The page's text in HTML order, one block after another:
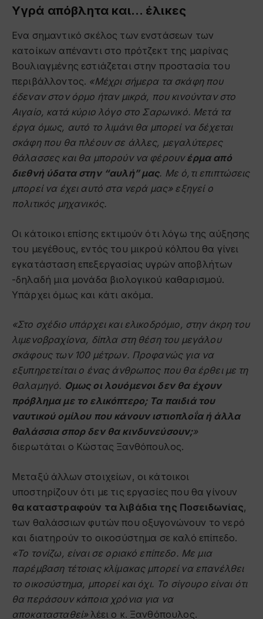
Υγρά απόβλητα και… έλικες
Ενα σημαντικό σκέλος των ενστάσεων των
κατοίκων απέναντι στο πρότζεκτ της μαρίνας
Βουλιαγμένης εστιάζεται στην προστασία του
περιβάλλοντος. «Μέχρι σήμερα τα σκάφη που
έδεναν στον όρμο ήταν μικρά, που κινούνταν στο
Αιγαίο, κατά κύριο λόγο στο Σαρωνικό. Μετά τα
έργα όμως, αυτό το λιμάνι θα μπορεί να δέχεται
σκάφη που θα πλέουν σε άλλες, μεγαλύτερες
θάλασσες και θα μπορούν να φέρουνέρμα από
διεθνή ύδατα στην “αυλή” μας. Με ό,τι επιπτώσεις
μπορεί να έχει αυτό στα νερά μας» εξηγεί ο
πολιτικός μηχανικός.
Οι κάτοικοι επίσης εκτιμούν ότι λόγω της αύξησης
του μεγέθους, εντός του μικρού κόλπου θα γίνει
εγκατάσταση επεξεργασίας υγρών αποβλήτων
-δηλαδή μια μονάδα βιολογικού καθαρισμού.
Υπάρχει όμως και κάτι ακόμα.
«Στο σχέδιο υπάρχει και ελικοδρόμιο, στην άκρη του
λιμενοβραχίονα, δίπλα στη θέση του μεγάλου
σκάφους των 100 μέτρων. Προφανώς για να
εξυπηρετείται ο ένας άνθρωπος που θα έρθει με τη
θαλαμηγό. Ομως οι λουόμενοι δεν θα έχουν
πρόβλημα με το ελικόπτερο; Τα παιδιά του
ναυτικού ομίλου που κάνουν ιστιοπλοΐα ή άλλα
θαλάσσια σπορ δεν θα κινδυνεύσουν;»
διερωτάται ο Κώστας Ξανθόπουλος.
Μεταξύ άλλων στοιχείων, οι κάτοικοι
υποστηρίζουν ότι με τις εργασίες που θα γίνουν
θα καταστραφούν τα λιβάδια της Ποσειδωνίας,
των θαλάσσιων φυτών που οξυγονώνουν το νερό
και διατηρούν το οικοσύστημα σε καλό επίπεδο.
«Το τονίζω, είναι σε οριακό επίπεδο. Με μια
παρέμβαση τέτοιας κλίμακας μπορεί να επανέλθει
το οικοσύστημα, μπορεί και όχι. Το σίγουρο είναι ότι
θα περάσουν κάποια χρόνια για να
αποκατασταθεί» λέει ο κ. Ξανθόπουλος.